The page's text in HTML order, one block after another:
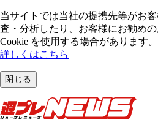
当サイトでは当社の提携先等がお
査・分析したり、お客様にお勧め
Cookie を使⽤する場合があります。
詳しくはこちら
閉じる